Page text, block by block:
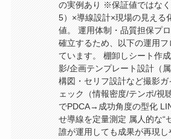
の実例あり ※保証値ではな
5）×導線設計×現場の見える
値。 運用体制・品質担保プ
確立するため、以下の運用フ
ています。 棚卸しシート作
影/企画テンプレート設計（
構図・セリフ設計など撮影
ェック（情報密度/テンポ/視
でPDCA→成功角度の型化
せ導線を定量測定 属人的な“
誰が運用しても成果が再現